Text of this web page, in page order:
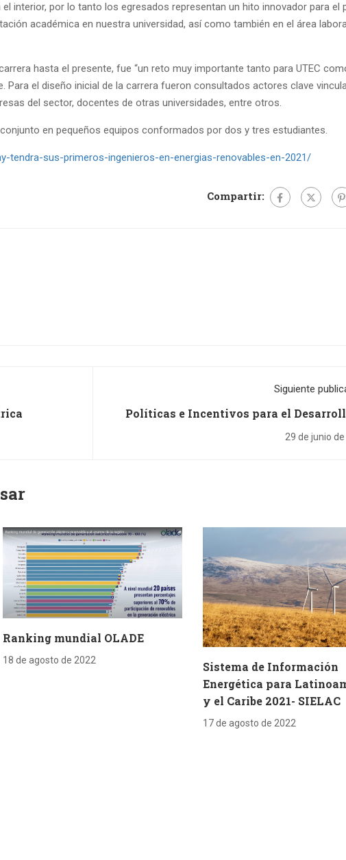
el interior, por lo tanto los egresados representan un hito innovador para el
académica en nuestra universidad, así como también en el área
hasta el presente, fue “un reto muy importante tanto para UTEC
Para el diseño inicial de la carrera fueron consultados actores clave
del sector, docentes de otras universidades, entre otros.
en pequeños equipos conformados por dos y tres estudiantes.
tendra-sus-primeros-ingenieros-en-energias-renovables-en-2021/
Compartir:
Siguiente
Políticas e Incentivos para el
Sistemas de Almacenamiento de
29 de junio
Ranking mundial OLADE
18 de agosto de 2022
Sistema de Información
Energética para
y el Caribe 2021- SIELAC
17 de agosto de 2022